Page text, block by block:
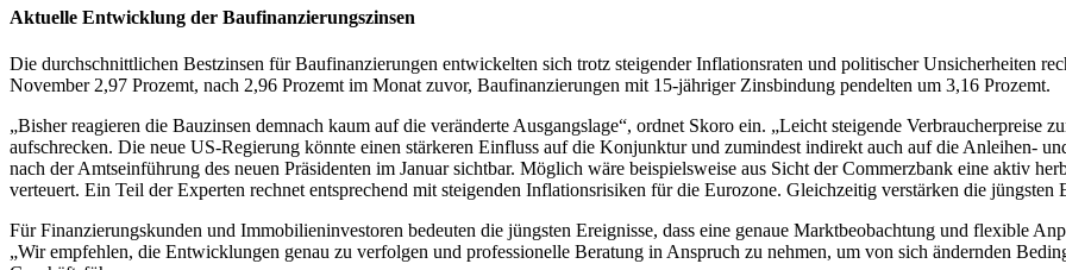
Aktuelle Entwicklung der Baufinanzierungszinsen
Die durchschnittlichen Bestzinsen für Baufinanzierungen entwickelten sich trotz steigender Inflationsraten und politischer Unsicherheiten
November 2,97 Prozemt, nach 2,96 Prozemt im Monat zuvor, Baufinanzierungen mit 15-jähriger Zinsbindung pendelten um 3,16 Prozemt.
„Bisher reagieren die Bauzinsen demnach kaum auf die veränderte Ausgangslage“, ordnet Skoro ein. „Leicht steigende Verbraucherpreise
aufschrecken. Die neue US-Regierung könnte einen stärkeren Einfluss auf die Konjunktur und zumindest indirekt auch auf die Anleihen-
nach der Amtseinführung des neuen Präsidenten im Januar sichtbar. Möglich wäre beispielsweise aus Sicht der Commerzbank eine aktiv
verteuert. Ein Teil der Experten rechnet entsprechend mit steigenden Inflationsrisiken für die Eurozone. Gleichzeitig verstärken die
Für Finanzierungskunden und Immobilieninvestoren bedeuten die jüngsten Ereignisse, dass eine genaue Marktbeobachtung und flexible
„Wir empfehlen, die Entwicklungen genau zu verfolgen und professionelle Beratung in Anspruch zu nehmen, um von sich ändernden